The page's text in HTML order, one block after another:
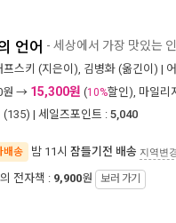
언어 - 세상에서 가장 맛있는
스키 (지은이), 김병화 (옮긴이) |
원 → 15,300원 (10%할인), 마일리
(135) | 세일즈포인트 : 5,040
배송 밤 11시 잠들기전 배송 지역변
전자책 : 9,900원 보러 가기